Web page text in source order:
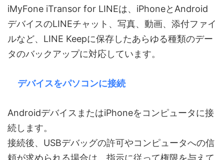
iMyFone iTransor for LINEは、iPhoneとAndroid
デバイスのLINEチャット、写真、動画、添付ファイ
ルなど、LINE Keepに保存したあらゆる種類のデー
タのバックアップに対応しています。
デバイスをパソコンに接続
AndroidデバイスまたはiPhoneをコンピュータに接
続します。
接続後、USBデバッグの許可やコンピュータへの信
頼が求められる場合は、指示に従って権限を与えて